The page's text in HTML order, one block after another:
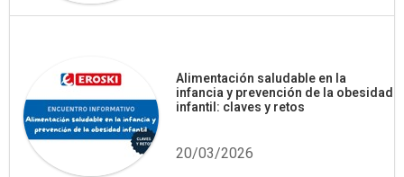
Alimentación saludable en la
infancia y prevención de la obesidad
infantil: claves y retos
20/03/2026